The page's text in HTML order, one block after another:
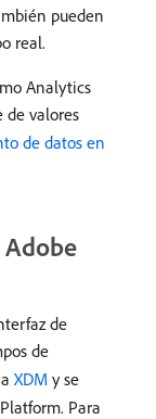
pueden
real.
Analytics
de valores
de datos en
de
de
XDM y se
Para